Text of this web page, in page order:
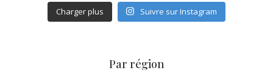
Charger plus Suivre sur Instagram
Par région